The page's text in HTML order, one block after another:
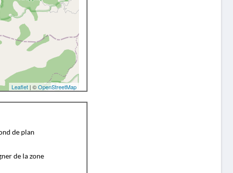
Leaflet| ©OpenStreetMap
de plan
de la zone